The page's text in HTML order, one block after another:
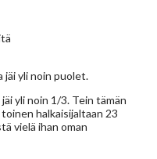
jäi yli noin puolet.
yli noin 1/3. Tein tämän
halkaisijaltaan 23
vielä ihan oman